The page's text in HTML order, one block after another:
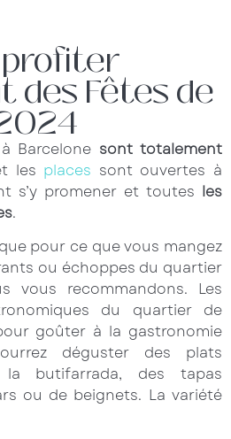
des Fêtes de
Barcelone sont totalement
les places sont ouvertes à
s’y promener et toutes les
.
pour ce que vous mangez
ou échoppes du quartier
vous recommandons. Les
du quartier de
goûter à la gastronomie
déguster des plats
la butifarrada, des tapas
ou de beignets. La variété